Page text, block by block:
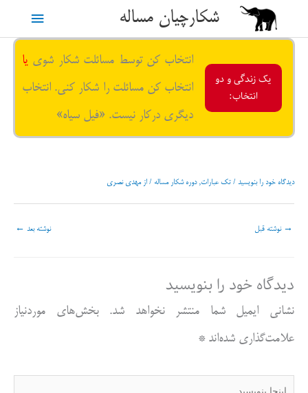
محتوا
شکارچیان مساله
فهرست
یک زندگی و دو
انتخاب:
انتخاب کن توسط مسائلت شکار شوی یا
انتخاب کن مسائلت را شکار کنی. انتخاب
دیگری درکار نیست. «فیل سیاه»
دیدگاه‌ خود را بنویسید / تک عبارات,دوره شکار مساله / از مهدی نصری
→ نوشته قبل نوشته بعد ←
دیدگاه‌ خود را بنویسید
نشانی ایمیل شما منتشر نخواهد شد.
بخش‌های موردنیاز
علامت‌گذاری شده‌اند*